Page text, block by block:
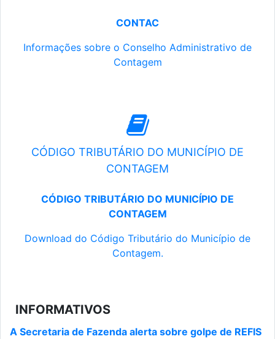
CONTAC
Informações sobre o Conselho Administrativo de
Contagem
CÓDIGO TRIBUTÁRIO DO MUNICÍPIO DE
CONTAGEM
CÓDIGO TRIBUTÁRIO DO MUNICÍPIO DE
CONTAGEM
Download do Código Tributário do Município de
Contagem.
INFORMATIVOS
A Secretaria de Fazenda alerta sobre golpe de REFIS